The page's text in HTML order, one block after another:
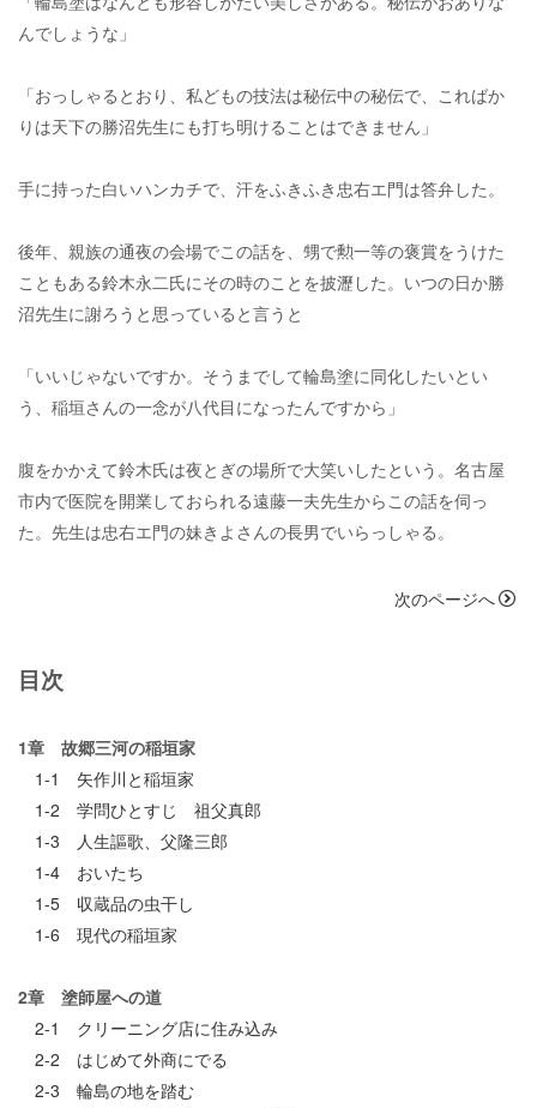
んでしょうな」
「おっしゃるとおり、私どもの技法は秘伝中の秘伝で、こればか
りは天下の勝沼先生にも打ち明けることはできません」
手に持った白いハンカチで、汗をふきふき忠右エ門は答弁した。
後年、親族の通夜の会場でこの話を、甥で勲一等の褒賞をうけた
こともある鈴木永二氏にその時のことを披瀝した。いつの日か勝
沼先生に謝ろうと思っていると言うと
「いいじゃないですか。そうまでして輪島塗に同化したいとい
う、稲垣さんの一念が八代目になったんですから」
腹をかかえて鈴木氏は夜とぎの場所で大笑いしたという。名古屋
市内で医院を開業しておられる遠藤一夫先生からこの話を伺っ
た。先生は忠右エ門の妹きよさんの長男でいらっしゃる。
次のページへ
目次
1章 故郷三河の稲垣家
1-1 矢作川と稲垣家
1-2 学問ひとすじ 祖父真郎
1-3 人生謳歌、父隆三郎
1-4 おいたち
1-5 収蔵品の虫干し
1-6 現代の稲垣家
2章 塗師屋への道
2-1 クリーニング店に住み込み
2-2 はじめて外商にでる
2-3 輪島の地を踏む